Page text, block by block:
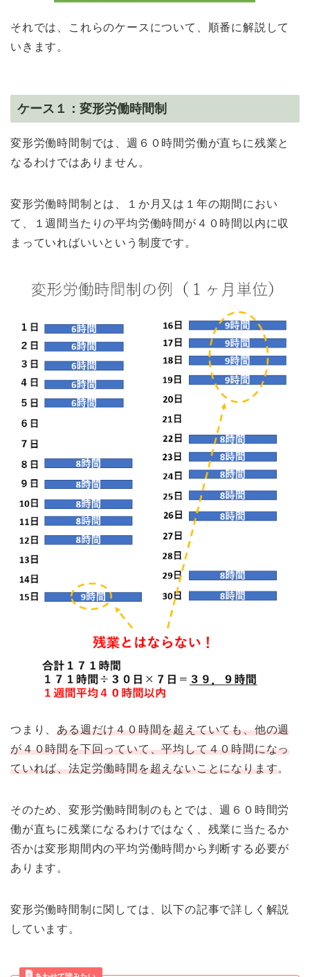
それでは、これらのケースについて、順番に解説して
いきます。
ケース１：変形労働時間制
変形労働時間制では、週６０時間労働が直ちに残業と
なるわけではありません。
変形労働時間制とは、１か月又は１年の期間におい
て、１週間当たりの平均労働時間が４０時間以内に収
まっていればいいという制度です。
つまり、ある週だけ４０時間を超えていても、他の週
が４０時間を下回っていて、平均して４０時間になっ
ていれば、法定労働時間を超えないことになります。
そのため、変形労働時間制のもとでは、週６０時間労
働が直ちに残業になるわけではなく、残業に当たるか
否かは変形期間内の平均労働時間から判断する必要が
あります。
変形労働時間制に関しては、以下の記事で詳しく解説
しています。